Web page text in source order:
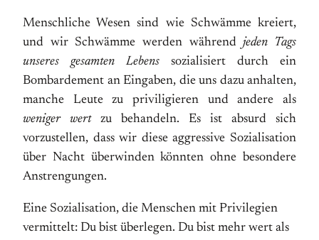
Menschliche Wesen sind wie Schwämme kreiert,
und wir Schwämme werden währendjeden Tags
unseres gesamten Lebens sozialisiert durch ein
Bombardement an Eingaben, die uns dazu anhalten,
manche Leute zu priviligieren und andere als
weniger wertzu behandeln. Es ist absurd sich
vorzustellen, dass wir diese aggressive Sozialisation
über Nacht überwinden könnten ohne besondere
Anstrengungen.
Eine Sozialisation, die Menschen mit Privilegien
vermittelt: Du bist überlegen. Du bist mehr wert als